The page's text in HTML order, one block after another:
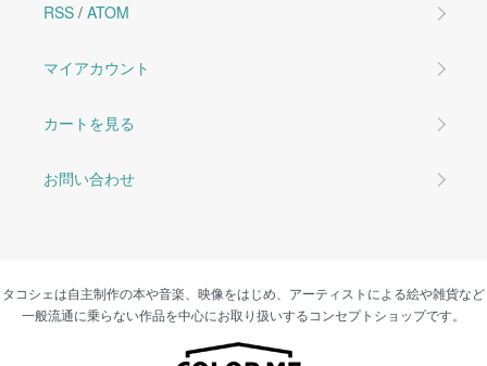
RSS / ATOM
マイアカウント
カートを見る
お問い合わせ
タコシェは自主制作の本や音楽、映像をはじめ、アーティストによる絵や雑貨など
一般流通に乗らない作品を中心にお取り扱いするコンセプトショップです。